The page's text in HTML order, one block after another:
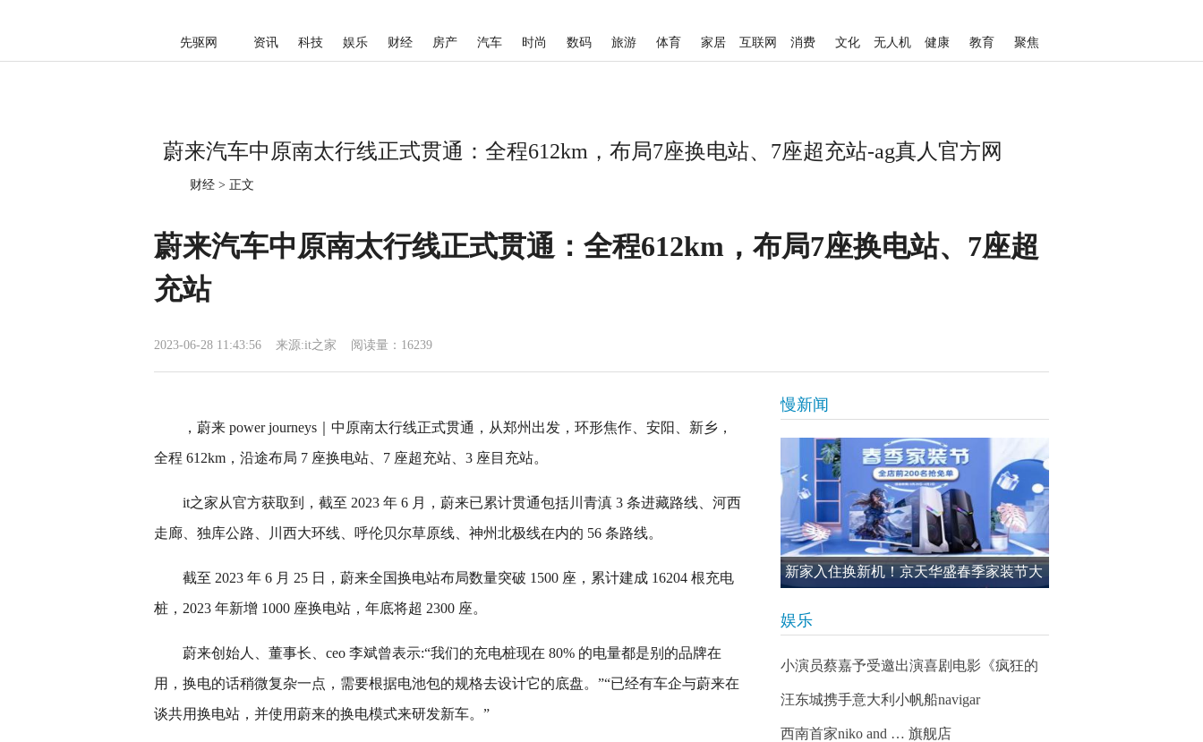
先驱网 资讯 科技 娱乐 财经 房产 汽车 时尚 数码 旅游 体育 家居 互联网 消费 文化 无人机 健康 教育 聚焦
蔚来汽车中原南太行线正式贯通：全程612km，布局7座换电站、7座超充站-ag真人官方网
财经 > 正文
蔚来汽车中原南太行线正式贯通：全程612km，布局7座换电站、7座超
充站
2023-06-28 11:43:56 来源:it之家 阅读量：16239
，蔚来 power journeys｜中原南太行线正式贯通，从郑州出发，环形焦作、安阳、新乡，
全程 612km，沿途布局 7 座换电站、7 座超充站、3 座目充站。
it之家从官方获取到，截至 2023 年 6 月，蔚来已累计贯通包括川青滇 3 条进藏路线、河西
走廊、独库公路、川西大环线、呼伦贝尔草原线、神州北极线在内的 56 条路线。
截至 2023 年 6 月 25 日，蔚来全国换电站布局数量突破 1500 座，累计建成 16204 根充电
桩，2023 年新增 1000 座换电站，年底将超 2300 座。
蔚来创始人、董事长、ceo 李斌曾表示:“我们的充电桩现在 80% 的电量都是别的品牌在
用，换电的话稍微复杂一点，需要根据电池包的规格去设计它的底盘。”“已经有车企与蔚来在
谈共用换电站，并使用蔚来的换电模式来研发新车。”
慢新闻
新家入住换新机！京天华盛春季家装节大
娱乐
小演员蔡嘉予受邀出演喜剧电影《疯狂的
汪东城携手意大利小帆船navigar
西南首家niko and … 旗舰店